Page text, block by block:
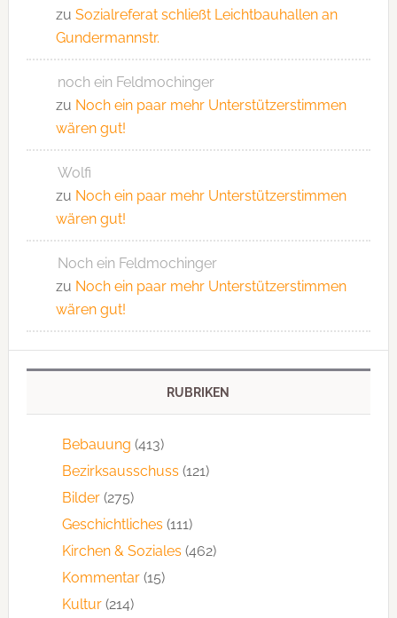
zu Sozialreferat schließt Leichtbauhallen an
Gundermannstr.
noch ein Feldmochinger
zu Noch ein paar mehr Unterstützerstimmen
wären gut!
Wolfi
zu Noch ein paar mehr Unterstützerstimmen
wären gut!
Noch ein Feldmochinger
zu Noch ein paar mehr Unterstützerstimmen
wären gut!
RUBRIKEN
Bebauung (413)
Bezirksausschuss (121)
Bilder(275)
Geschichtliches (111)
Kirchen & Soziales (462)
Kommentar(15)
Kultur(214)